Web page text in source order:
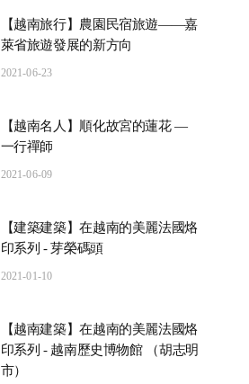
【越南旅行】農園民宿旅遊——嘉
萊省旅遊發展的新方向
2021-06-23
【越南名人】順化故宮的蓮花 —
一行禪師
2021-06-09
【建築建築】在越南的美麗法國烙
印系列 - 芽榮碼頭
2021-01-10
【越南建築】在越南的美麗法國烙
印系列 - 越南歷史博物館 （胡志明
市）